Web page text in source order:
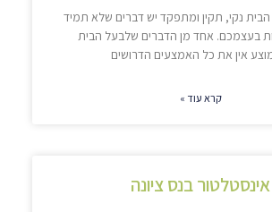
נקי, תקין ומתפקד יש דברים שלא תמיד
בעצמכם. אחד מן הדברים שלבעל הבית
אין את כל האמצעים הדרושים
קרא עוד »
אינסטלטור בנס ציונה